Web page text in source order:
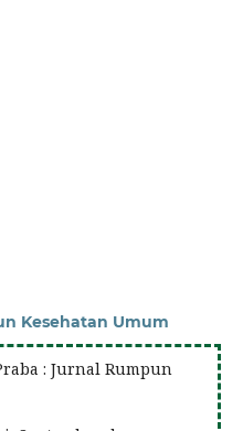
Kesehatan Umum
: Jurnal Rumpun